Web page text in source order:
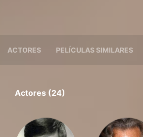
ACTORES PELÍCULAS SIMILARES
Actores (24)